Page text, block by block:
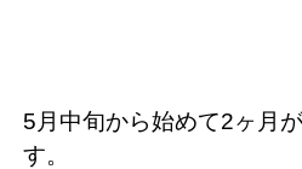
5月中旬から始めて2ヶ月
す。